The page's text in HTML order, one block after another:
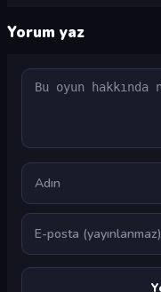
Yorum yaz
Yorum
Ad
E-posta